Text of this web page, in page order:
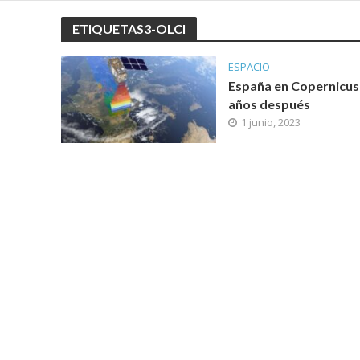
ETIQUETAS3-OLCI
ESPACIO
España en
años después
1 junio, 2023